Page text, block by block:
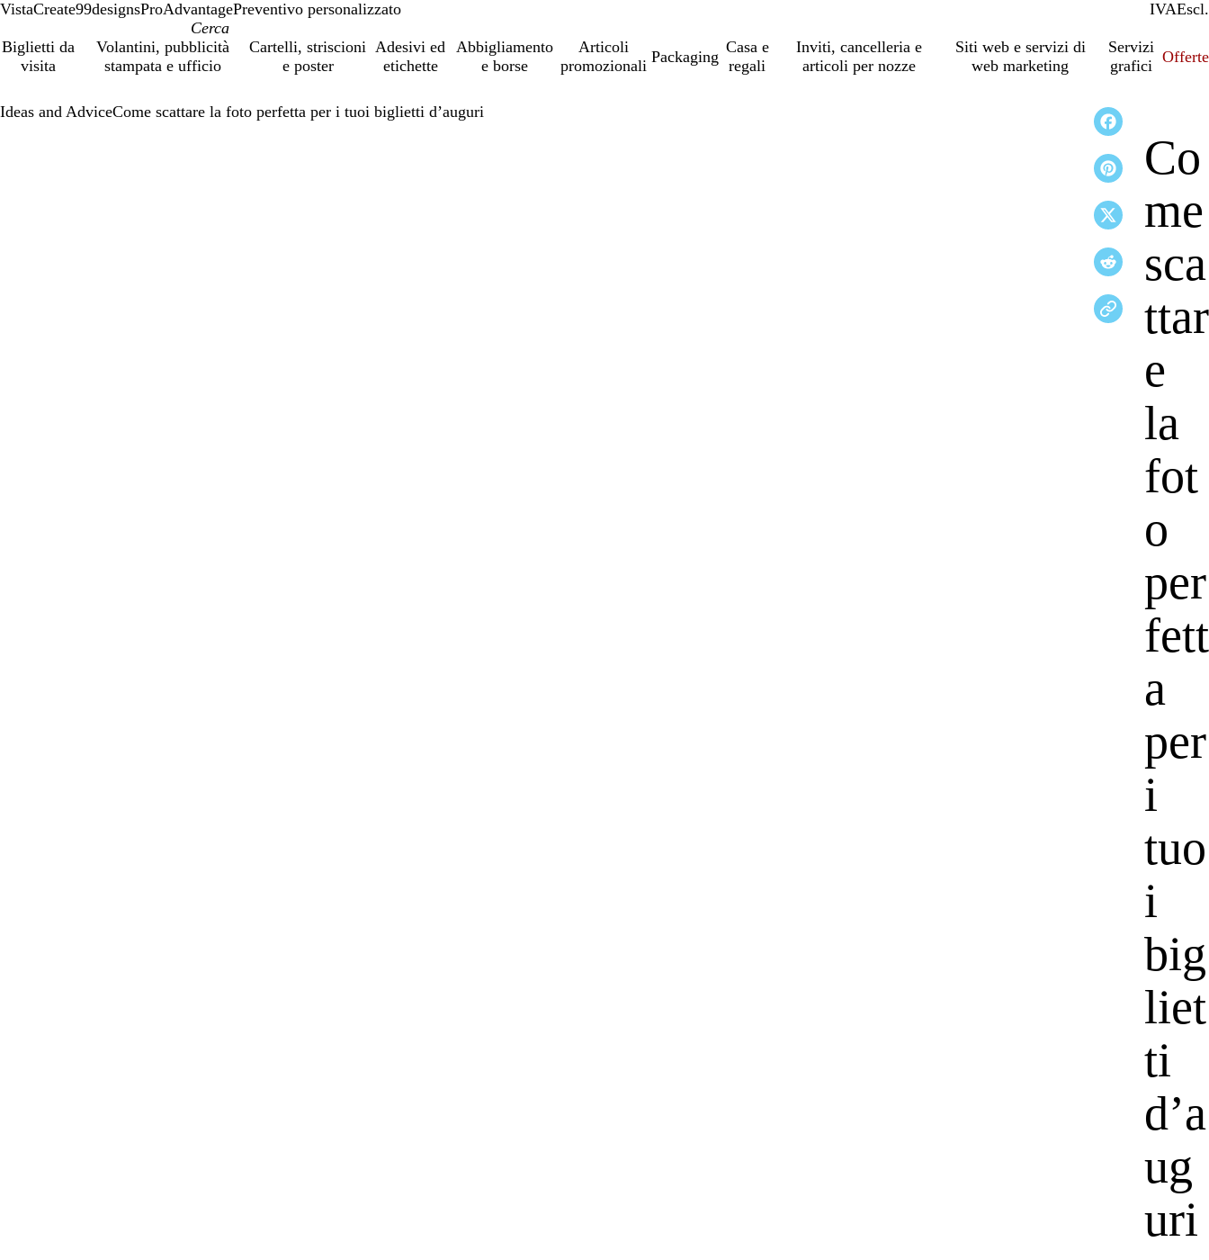
VistaCreate99designsProAdvantagePreventivo personalizzato IVAIncl.
Escl.
Biglietti da
visita
Volantini, pubblicità
stampata e ufficio
Cartelli, striscioni
e poster
Adesivi ed
etichette
Abbigliamento
e borse
Articoli
promozionali
Packaging
Casa e
regali
Inviti, cancelleria e
articoli per nozze
Siti web e servizi di
web marketing
Servizi
grafici
Offerte
Ideas and AdviceCome scattare la foto perfetta per i tuoi biglietti d’auguri
Co
me
sca
ttar
e
la
fot
o
per
fett
a
per
i
tuo
i
big
liet
ti
d’a
ug
uri